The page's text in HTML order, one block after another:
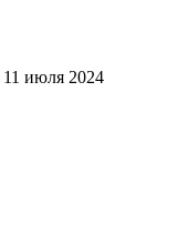
11 июля 2024